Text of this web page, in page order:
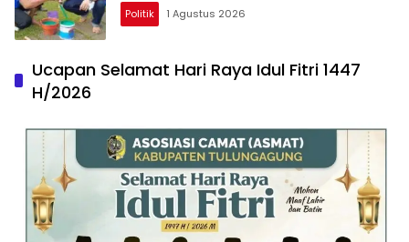
Politik 1 Agustus 2026
Ucapan Selamat Hari Raya Idul Fitri 1447
H/2026